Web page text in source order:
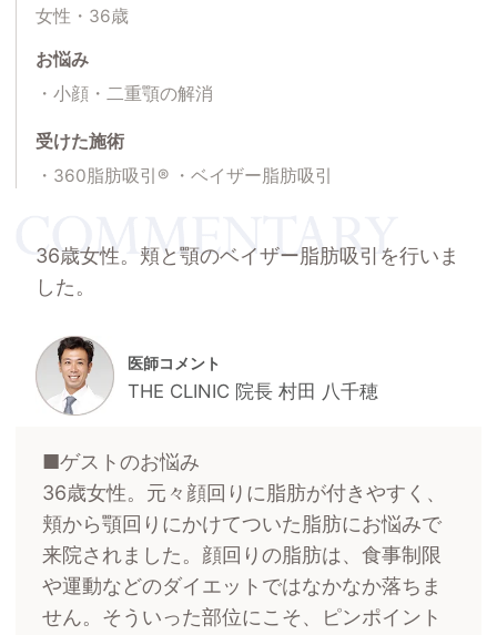
女性・36歳
お悩み
小顔・二重顎の解消
受けた施術
360脂肪吸引®
ベイザー脂肪吸引
36歳女性。頬と顎のベイザー脂肪吸引を行いま
した。
医師コメント
THE CLINIC 院長 村田 八千穂
■ゲストのお悩み
36歳女性。元々顔回りに脂肪が付きやすく、
頬から顎回りにかけてついた脂肪にお悩みで
来院されました。顔回りの脂肪は、食事制限
や運動などのダイエットではなかなか落ちま
せん。そういった部位にこそ、ピンポイント